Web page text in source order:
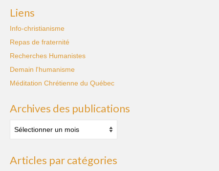
Liens
Info-christianisme
Repas de fraternité
Recherches Humanistes
Demain l'humanisme
Méditation Chrétienne du Québec
Archives des publications
des
publications
Articles par catégories